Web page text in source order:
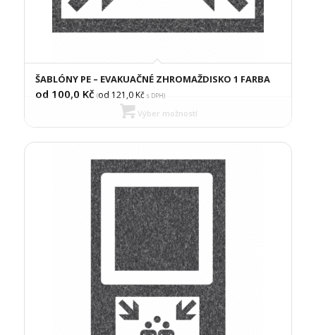
ŠABLÓNY PE – EVAKUAČNÉ ZHROMAŽDISKO 1 FARBA
od 100,0 Kč (od 121,0Kčs DPH)
Výber možností